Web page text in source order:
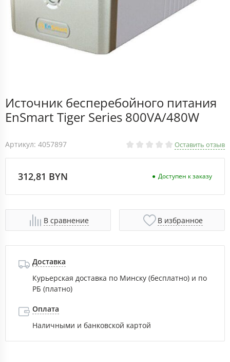
Источник бесперебойного питания
EnSmart Tiger Series 800VA/480W
Артикул: 4057897 Оставить отзыв
312,81 BYN Доступен к заказу
В сравнение В избранное
Доставка
Курьерская доставка по Минску (бесплатно) и по
РБ (платно)
Оплата
Наличными и банковской картой